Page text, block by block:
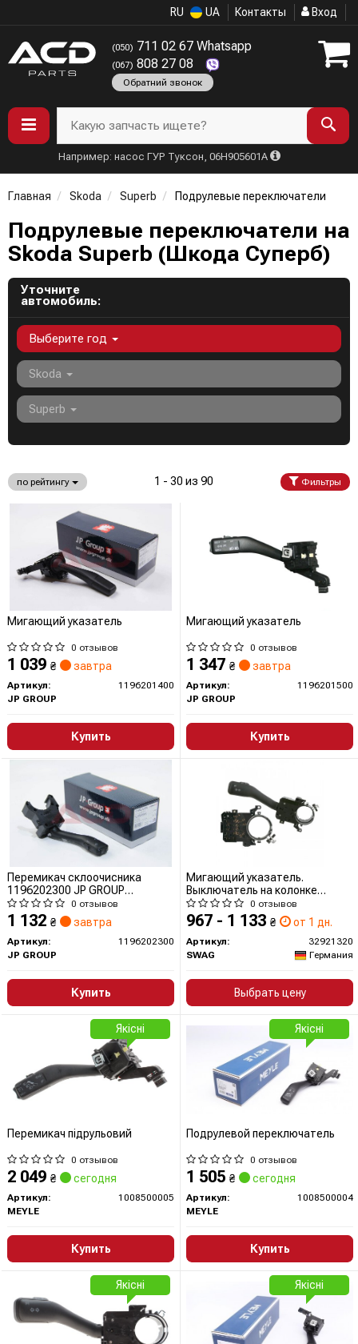
RU UA Контакты Вход
(050) 711 02 67 Whatsapp
(067) 808 27 08
Обратний звонок
Какую запчасть ищете?
Например: насос ГУР Туксон, 06H905601A
Главная Skoda Superb Подрулевые переключатели
Подрулевые переключатели на
Skoda Superb (Шкода Суперб)
Уточните
автомобиль:
Выберите год
Skoda
Superb
по рейтингу 1 - 30 из 90 Фильтры
Мигающий указатель
0 отзывов
1 039 ₴ завтра
Артикул:
1196201400
JP GROUP
Купить
Мигающий указатель
0 отзывов
1 347 ₴ завтра
Артикул:
1196201500
JP GROUP
Купить
Перемикач склоочисника
1196202300 JP GROUP
(QUINTON HAZELL)
0 отзывов
1 132 ₴ завтра
Артикул:
1196202300
JP GROUP
Купить
Мигающий указатель.
Выключатель на колонке
рулевого управления 32921320
SWAG
0 отзывов
967 - 1 133 ₴ от 1 дн.
Артикул:
32921320
SWAG
Германия
Выбрать цену
Перемикач підрульовий
0 отзывов
2 049 ₴ сегодня
Артикул:
1008500005
MEYLE
Купить
Якісні
Подрулевой переключатель
0 отзывов
1 505 ₴ сегодня
Артикул:
1008500004
MEYLE
Купить
Якісні
Якісні Якісні